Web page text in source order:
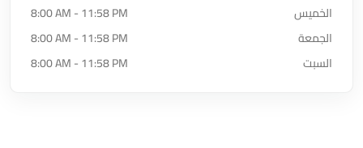
الخميس
8:00 AM - 11:58 PM
الجمعة
8:00 AM - 11:58 PM
السبت
8:00 AM - 11:58 PM